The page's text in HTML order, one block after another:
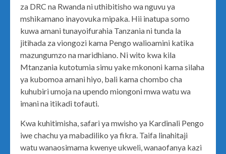
za DRC na Rwanda ni uthibitisho wa nguvu ya
mshikamano inayovuka mipaka. Hii inatupa somo
kuwa amani tunayoifurahia Tanzania ni tunda la
jitihada za viongozi kama Pengo walioamini katika
mazungumzo na maridhiano. Ni wito kwa kila
Mtanzania kutotumia simu yake mkononi kama silaha
ya kubomoa amani hiyo, bali kama chombo cha
kuhubiri umoja na upendo miongoni mwa watu wa
imani na itikadi tofauti.
Kwa kuhitimisha, safari ya mwisho ya Kardinali Pengo
iwe chachu ya mabadiliko ya fikra. Taifa linahitaji
watu wanaosimama kwenye ukweli, wanaofanya kazi